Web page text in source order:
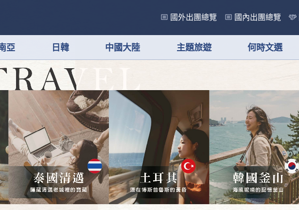
國外出團總覽 國內出團總覽
亞 日韓 中國大陸 主題旅遊 何時文選